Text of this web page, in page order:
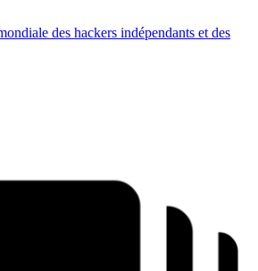
des hackers indépendants et des